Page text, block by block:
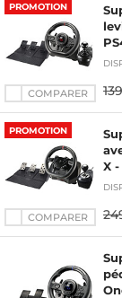
PROMOTION
COMPARER
la
PROMOTION
COMPARER
X